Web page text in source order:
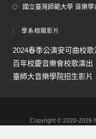
國立臺灣師範大學 音樂學
學系相關影片
2024春季公演安可曲校歌
百年校慶音樂會校歌演出
臺師大音樂學院招生影片
Copyright © 2020-2026